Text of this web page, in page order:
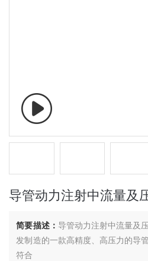
导管动力注射中流量及
简要描述： 导管动力注射中流量及
发制造的一款高精度、高压力的导
符合